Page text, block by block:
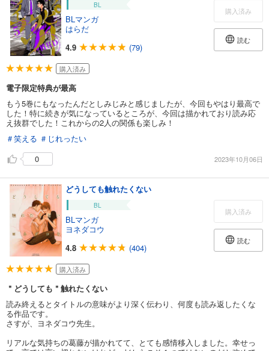
BL
BLマンガ
はらだ
4.9
(79)
購入済み
読む
購入済み
電子限定特典が最高
もう5巻にもなったんだとしみじみと感じましたが、今回もやはり最高で
した！特に続きが気になっているところが、今回は描かれており読み応
え抜群でした！これからの2人の関係も楽しみ！
＃笑える ＃じれったい
0
2023年10月06日
どうしても触れたくない
BL
BLマンガ
ヨネダコウ
4.8
(404)
購入済み
読む
購入済み
＂どうしても＂触れたくない
読み終えるとタイトルの意味がより深く伝わり、何度も読み返したくな
る作品です。
さすが、ヨネダコウ先生。
リアルな気持ちの葛藤が描かれてて、とても感情移入しました。幸せっ